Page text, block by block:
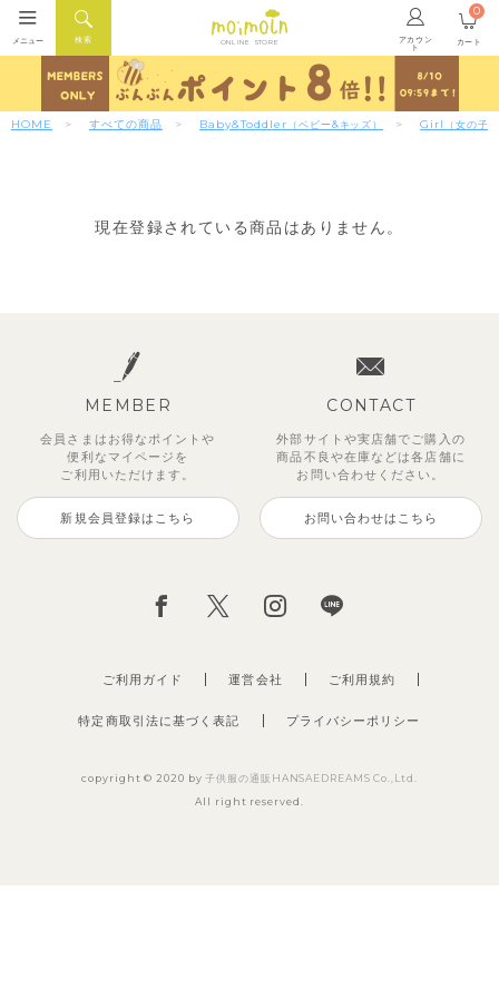
ONLINE STORE アカウン
ト
検索
メニュー カート
0
HOME すべての商品 Baby&Toddler （ベビー&キッズ） Girl （女の子）
現在登録されている商品はありません。
MEMBER
会員さまはお得なポイントや
便利な マイページを
ご利用いただけます。
新規会員登録はこちら
CONTACT
外部サイトや実店舗でご購入の
商品不良や在庫などは各店舗に
お問い合わせください。
お問い合わせはこちら
ご利用ガイド 運営会社
特定商取引法に基づく表記 プライバシーポリシー
ご利用規約
copyright © 2020 by子供服の通販HANSAEDREAMS Co.,Ltd.
All right reserved.